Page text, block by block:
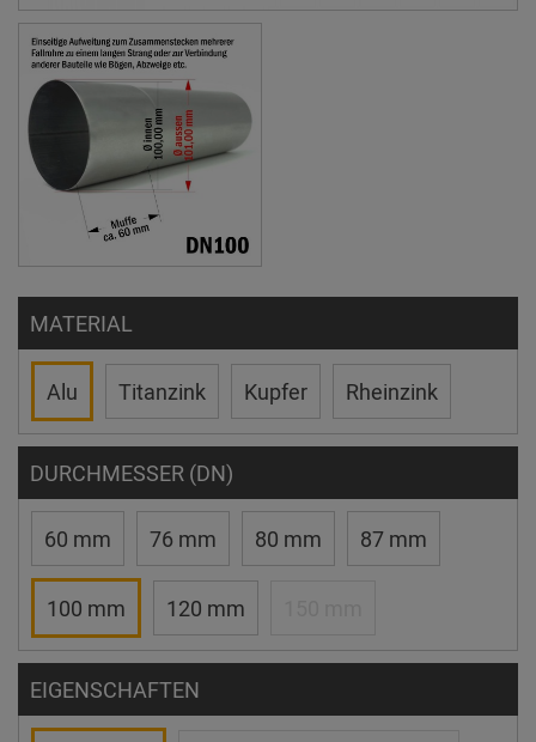
MATERIAL
Alu Titanzink Kupfer Rheinzink
DURCHMESSER (DN)
60 mm 76 mm 80 mm 87 mm
100 mm 120 mm
EIGENSCHAFTEN